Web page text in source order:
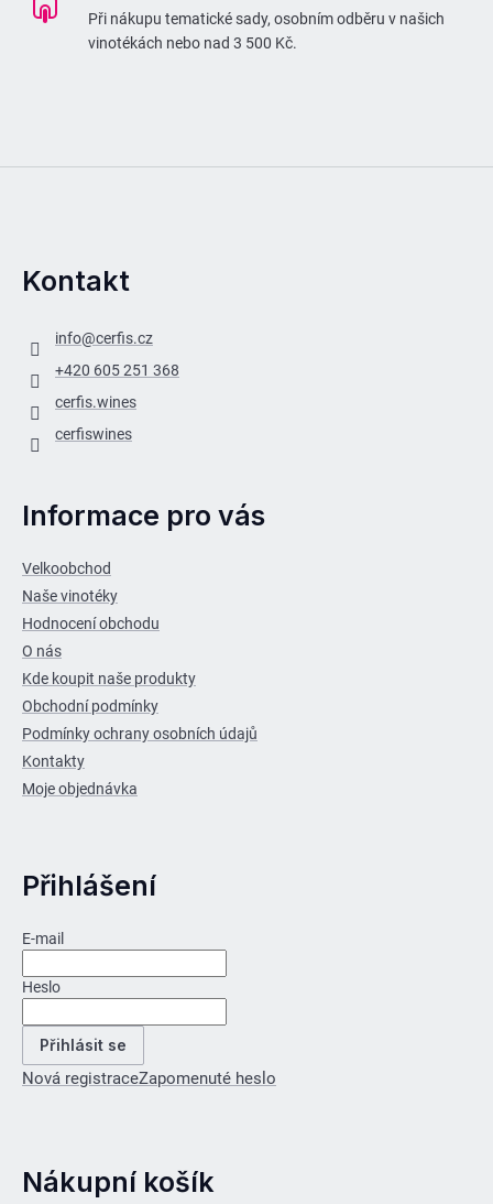
Při nákupu tematické sady, osobním odběru v našich
vinotékách nebo nad 3 500 Kč.
Kontakt
info@cerfis.cz
+420 605 251 368
cerfis.wines
cerfiswines
Informace pro vás
Velkoobchod
Naše vinotéky
Hodnocení obchodu
O nás
Kde koupit naše produkty
Obchodní podmínky
Podmínky ochrany osobních údajů
Kontakty
Moje objednávka
Přihlášení
E-mail
Heslo
Přihlásit se
Nová registraceZapomenuté heslo
Nákupní košík